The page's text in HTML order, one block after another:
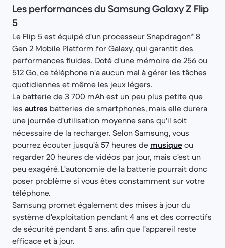
Les performances du Samsung Galaxy Z Flip
5
Le Flip 5 est équipé d'un processeur Snapdragon® 8
Gen 2 Mobile Platform for Galaxy, qui garantit des
performances fluides. Doté d'une mémoire de 256 ou
512 Go, ce téléphone n'a aucun mal à gérer les tâches
quotidiennes et même les jeux légers.
La batterie de 3 700 mAh est un peu plus petite que
les autres batteries de smartphones, mais elle durera
une journée d'utilisation moyenne sans qu'il soit
nécessaire de la recharger. Selon Samsung, vous
pourrez écouter jusqu'à 57 heures de musique ou
regarder 20 heures de vidéos par jour, mais c'est un
peu exagéré. L'autonomie de la batterie pourrait donc
poser problème si vous êtes constamment sur votre
téléphone.
Samsung promet également des mises à jour du
système d'exploitation pendant 4 ans et des correctifs
de sécurité pendant 5 ans, afin que l'appareil reste
efficace et à jour.